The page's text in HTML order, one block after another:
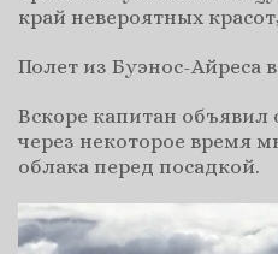
край невероятных
Полет из Буэнос-Айреса
Вскоре капитан
через некоторое время
облака перед посадкой.